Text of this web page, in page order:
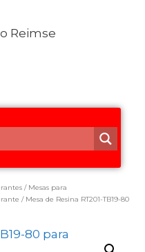
/ Mesas para
/ Mesa de Resina RT201-TB19-80